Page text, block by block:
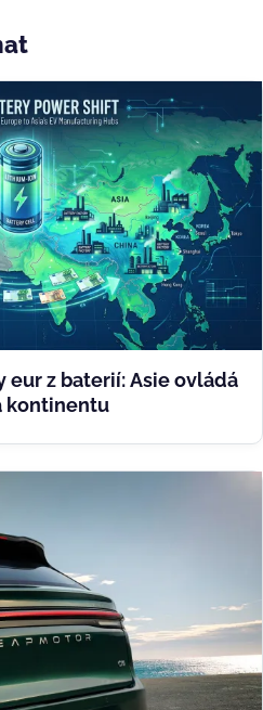
z baterií: Asie ovládá
kontinentu